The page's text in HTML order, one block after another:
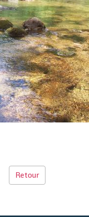
Retour